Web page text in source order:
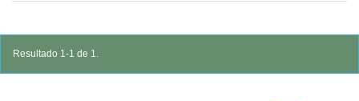
Resultado 1-1 de 1.